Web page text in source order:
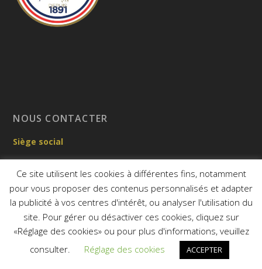
NOUS CONTACTER
Siège social
56 rue Jean Moulin – 28330 LA BAZOCHE GOUET
06.84.30.45.30
secretariat@club-setter-anglais.com
Ce site utilisent les cookies à différentes fins, notamment
pour vous proposer des contenus personnalisés et adapter
la publicité à vos centres d'intérêt, ou analyser l'utilisation du
site. Pour gérer ou désactiver ces cookies, cliquez sur
«Réglage des cookies» ou pour plus d'informations, veuillez
consulter.
Réglage des cookies ACCEPTER